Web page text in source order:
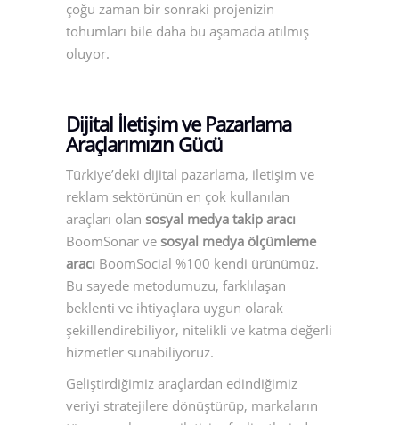
çoğu zaman bir sonraki projenizin
tohumları bile daha bu aşamada atılmış
oluyor.
Dijital İletişim ve Pazarlama
Araçlarımızın Gücü
Türkiye’deki dijital pazarlama, iletişim ve
reklam sektörünün en çok kullanılan
araçları olan sosyal medya takip aracı
BoomSonar ve sosyal medya ölçümleme
aracı BoomSocial %100 kendi ürünümüz.
Bu sayede metodumuzu, farklılaşan
beklenti ve ihtiyaçlara uygun olarak
şekillendirebiliyor, nitelikli ve katma değerli
hizmetler sunabiliyoruz.
Geliştirdiğimiz araçlardan edindiğimiz
veriyi stratejilere dönüştürüp, markaların